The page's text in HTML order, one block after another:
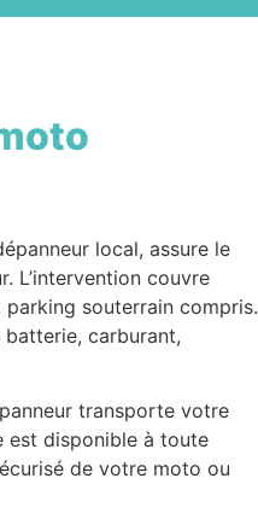
local, assure le
L’intervention couvre
parking souterrain compris.
carburant,
transporte votre
est disponible à toute
de votre moto ou